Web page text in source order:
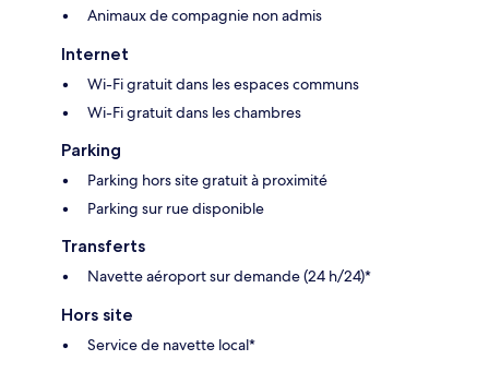
Animaux de compagnie non admis
Internet
Wi-Fi gratuit dans les espaces communs
Wi-Fi gratuit dans les chambres
Parking
Parking hors site gratuit à proximité
Parking sur rue disponible
Transferts
Navette aéroport sur demande (24 h/24)*
Hors site
Service de navette local*